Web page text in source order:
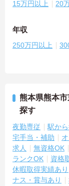
15万円以上 20
年収
250万円以上
熊本県熊本
探す
夜勤専従 駅か
宅手当・補助
求人
無資格OK
ランクOK
資格
休暇取得実績あり
ナス・賞与あり